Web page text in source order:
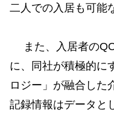
二人での入居も可能
また、入居者の
に、同社が積極的に
ロジー」が融合した
記録情報はデータと